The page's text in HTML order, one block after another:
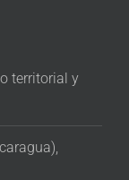
territorial y